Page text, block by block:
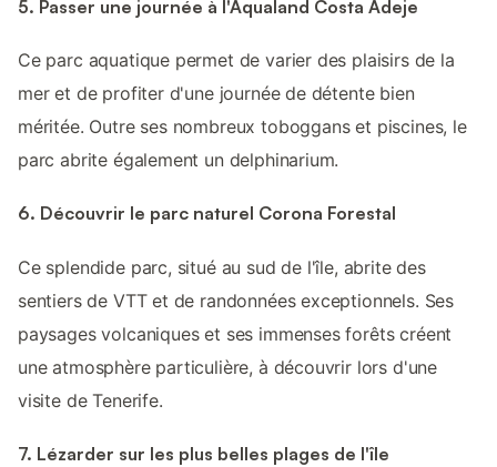
5. Passer une journée à l'Aqualand Costa Adeje
Ce parc aquatique permet de varier des plaisirs de la
mer et de profiter d'une journée de détente bien
méritée. Outre ses nombreux toboggans et piscines, le
parc abrite également un delphinarium.
6. Découvrir le parc naturel Corona Forestal
Ce splendide parc, situé au sud de l'île, abrite des
sentiers de VTT et de randonnées exceptionnels. Ses
paysages volcaniques et ses immenses forêts créent
une atmosphère particulière, à découvrir lors d'une
visite de Tenerife.
7. Lézarder sur les plus belles plages de l'île